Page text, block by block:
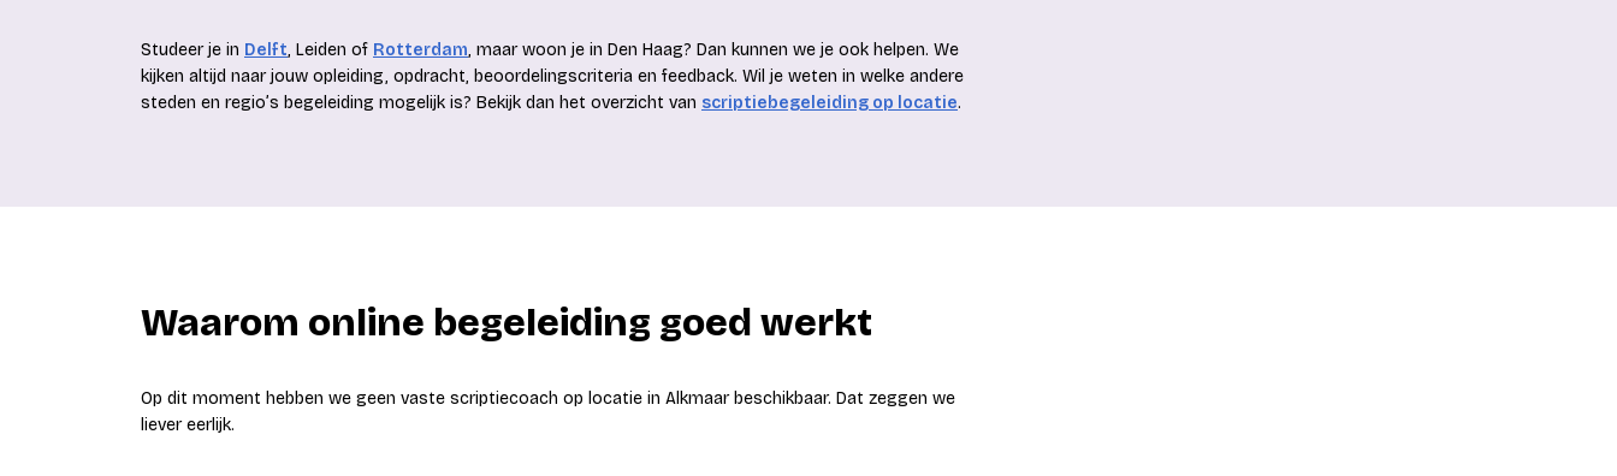
Studeer je in Delft, Leiden of Rotterdam, maar woon je in Den Haag? Dan kunnen we je ook helpen. We
kijken altijd naar jouw opleiding, opdracht, beoordelingscriteria en feedback. Wil je weten in welke andere
steden en regio’s begeleiding mogelijk is? Bekijk dan het overzicht van scriptiebegeleiding op locatie.
Waarom online begeleiding goed werkt
Op dit moment hebben we geen vaste scriptiecoach op locatie in Alkmaar beschikbaar. Dat zeggen we
liever eerlijk.